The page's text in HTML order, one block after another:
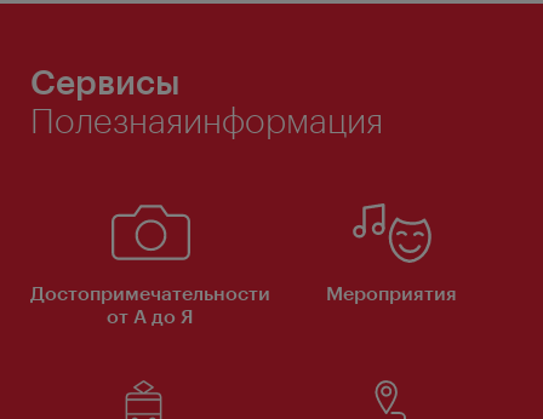
Сервисы
Полезнаяинформация
Достопримечательности
от А до Я
Мероприятия